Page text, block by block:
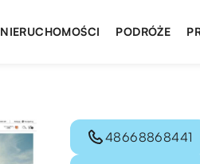
NIERUCHOMOŚCI PODRÓŻE
48668868441